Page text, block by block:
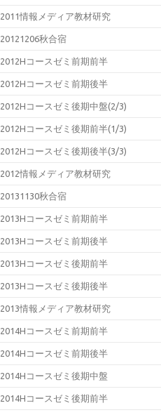
2011情報メディア教材研究
20121206秋合宿
2012Hコースゼミ前期前半
2012Hコースゼミ前期後半
2012Hコースゼミ後期中盤(2/3)
2012Hコースゼミ後期前半(1/3)
2012Hコースゼミ後期後半(3/3)
2012情報メディア教材研究
20131130秋合宿
2013Hコースゼミ前期前半
2013Hコースゼミ前期後半
2013Hコースゼミ後期前半
2013Hコースゼミ後期後半
2013情報メディア教材研究
2014Hコースゼミ前期前半
2014Hコースゼミ前期後半
2014Hコースゼミ後期中盤
2014Hコースゼミ後期前半